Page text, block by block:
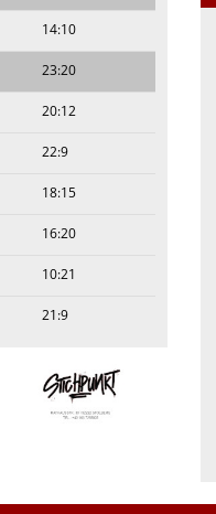
14:10
23:20
20:12
22:9
18:15
16:20
10:21
21:9